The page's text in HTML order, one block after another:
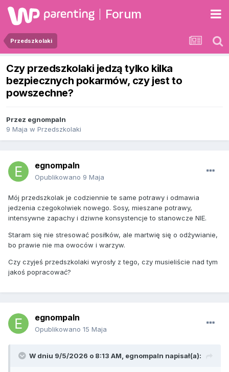
Forum
Przedszkolaki
Czy przedszkolaki jedzą tylko kilka
bezpiecznych pokarmów, czy jest to
powszechne?
Przez egnompaln
9 Maja w Przedszkolaki
egnompaln
Opublikowano 9 Maja
Mój przedszkolak je codziennie te same potrawy i odmawia
jedzenia czegokolwiek nowego. Sosy, mieszane potrawy,
intensywne zapachy i dziwne konsystencje to stanowcze NIE.
Staram się nie stresować posiłków, ale martwię się o odżywianie,
bo prawie nie ma owoców i warzyw.
Czy czyjeś przedszkolaki wyrosły z tego, czy musieliście nad tym
jakoś popracować?
egnompaln
Opublikowano 15 Maja
W dniu 9/5/2026 o 8:13 AM, egnompaln napisał(a):